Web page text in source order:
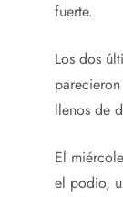
fuerte.
Los dos
llenos de
El
el podio,